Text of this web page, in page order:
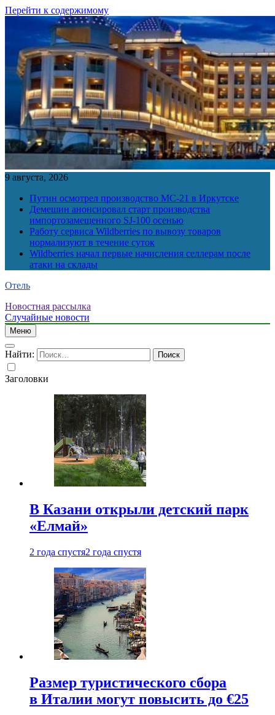
Перейти к содержимому
9 августа, 2026
Путин осмотрел производство МС-21 в Иркутске
Демешин анонсировал старт производства
импортозамещенного SJ-100 осенью
Работу сервиса Wildberries по вывозу товаров
нормализуют в течение суток
Wildberries начал первые начисления селлерам после
атаки на склады
Отель
Новостная рассылка
Случайные новости
Меню
Найти:
Заголовки
В Казани открыли детский парк
«Елмай»
2 года спустя2 года спустя
Размер туристического сбора
в Италии могут повысить до €25